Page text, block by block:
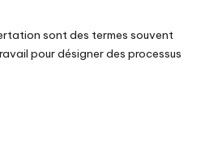
sont des termes souvent
pour désigner des processus